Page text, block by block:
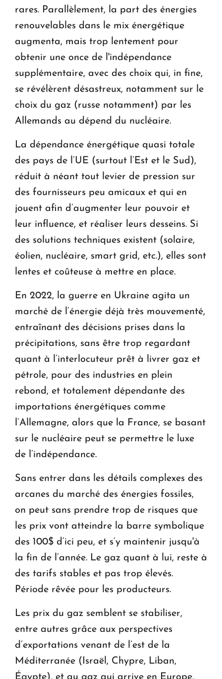
rares. Parallèlement, la part des énergies
renouvelables dans le mix énergétique
augmenta, mais trop lentement pour
obtenir une once de l'indépendance
supplémentaire, avec des choix qui, in fine,
se révélèrent désastreux, notamment sur le
choix du gaz (russe notamment) par les
Allemands au dépend du nucléaire.
La dépendance énergétique quasi totale
des pays de l’UE (surtout l’Est et le Sud),
réduit à néant tout levier de pression sur
des fournisseurs peu amicaux et qui en
jouent afin d’augmenter leur pouvoir et
leur influence, et réaliser leurs desseins. Si
des solutions techniques existent (solaire,
éolien, nucléaire, smart grid, etc.), elles sont
lentes et coûteuse à mettre en place.
En 2022, la guerre en Ukraine agita un
marché de l’énergie déjà très mouvementé,
entraînant des décisions prises dans la
précipitations, sans être trop regardant
quant à l’interlocuteur prêt à livrer gaz et
pétrole, pour des industries en plein
rebond, et totalement dépendante des
importations énergétiques comme
l’Allemagne, alors que la France, se basant
sur le nucléaire peut se permettre le luxe
de l’indépendance.
Sans entrer dans les détails complexes des
arcanes du marché des énergies fossiles,
on peut sans prendre trop de risques que
les prix vont atteindre la barre symbolique
des 100$ d’ici peu, et s’y maintenir jusqu'à
la fin de l’année. Le gaz quant à lui, reste à
des tarifs stables et pas trop élevés.
Période rêvée pour les producteurs.
Les prix du gaz semblent se stabiliser,
entre autres grâce aux perspectives
d’exportations venant de l’est de la
Méditerranée (Israël, Chypre, Liban,